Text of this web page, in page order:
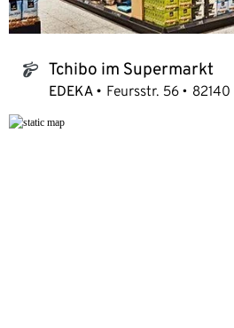
tchibo_logo Tchibo im Supermarkt
EDEKA Feursstr. 56 82140